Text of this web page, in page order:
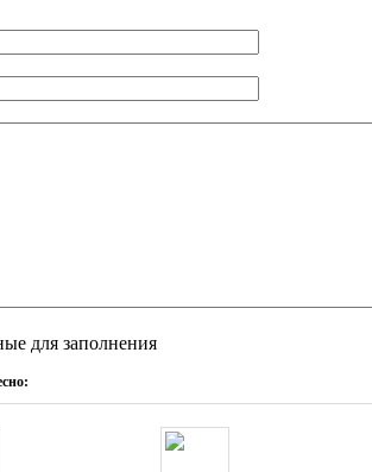
для заполнения